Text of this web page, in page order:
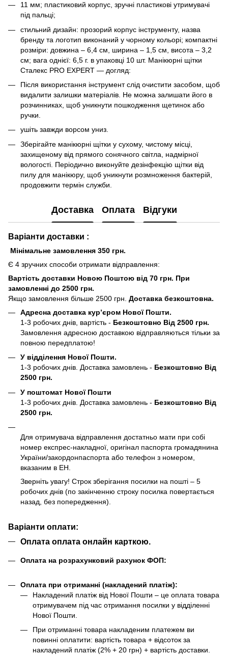
11 мм; пластиковий корпус, зручні пластикові утримувачі
під пальці;
стильний дизайн: прозорий корпус інструменту, назва
бренду та логотип виконаний у чорному кольорі; компактні
розміри: довжина – 6,4 см, ширина – 1,5 см, висота – 3,2
см; вага однієї: 6,5 г. в упаковці 10 шт. Манікюрні щітки
Сталекс PRO EXPERT — догляд:
Після використання інструмент слід очистити засобом, щоб
видалити залишки матеріалів. Не можна залишати його в
розчинниках, щоб уникнути пошкодження щетинок або
ручки.
ушіть завжди ворсом униз.
Зберігайте манікюрні щітки у сухому, чистому місці,
захищеному від прямого сонячного світла, надмірної
вологості. Періодично виконуйте дезінфекцію щітки від
пилу для манікюру, щоб уникнути розмноження бактерій,
продовжити термін служби.
Доставка Оплата Відгуки
Варіанти доставки :
Мінімальне замовлення 350 грн.
Є 4 зручних способи отримати відправлення:
Вартість доставки Новою Поштою від 70 грн. При
замовленні до 2500 грн.
Якщо замовлення більше 2500 грн. Доставка безкоштовна.
Адресна доставка кур’єром Нової Пошти.
1-3 робочих днів, вартість - Безкоштовно Від 2500 грн.
Замовлення адресною доставкою відправляються тільки за
повною передплатою!
У відділення Нової Пошти.
1-3 робочих днів. Доставка замовлень - Безкоштовно Від
2500 грн.
У поштомат Нової Пошти
1-3 робочих днів. Доставка замовлень - Безкоштовно Від
2500 грн.
Для отримувача відправлення достатньо мати при собі
номер експрес-накладної, оригінал паспорта громадянина
України/закордонпаспорта або телефон з номером,
вказаним в ЕН.
Зверніть увагу! Строк зберігання посилки на пошті – 5
робочих днів (по закінченню строку посилка повертається
назад, без попередження).
Варіанти оплати:
Оплата оплата онлайн карткою.
Оплата на розрахунковий рахунок ФОП:
Оплата при отриманні (накладений платіж):
Накладений платіж від Нової Пошти – це оплата товара
отримувачем під час отримання посилки у відділенні
Нової Пошти.
При отриманні товара накладеним платежем ви
повинні оплатити: вартість товара + відсоток за
накладений платіж (2% + 20 грн) + вартість доставки.